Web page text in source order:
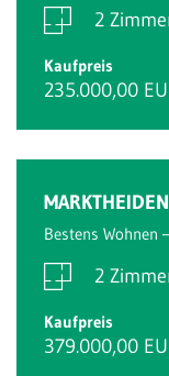
2
Kaufpreis
235.000,00
Bestens Wohnen
2
Kaufpreis
379.000,00